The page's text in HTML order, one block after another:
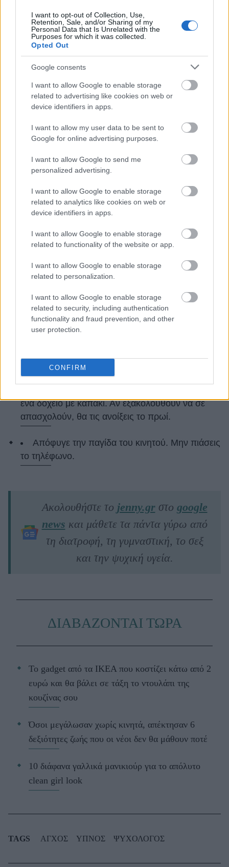
I want to opt-out of Collection, Use,
Retention, Sale, and/or Sharing of my
Personal Data that Is Unrelated with the
Purposes for which it was collected.
Opted Out
Google consents
I want to allow Google to enable storage
related to advertising like cookies on web or
device identifiers in apps.
I want to allow my user data to be sent to
Google for online advertising purposes.
I want to allow Google to send me
personalized advertising.
I want to allow Google to enable storage
related to analytics like cookies on web or
device identifiers in apps.
I want to allow Google to enable storage
related to functionality of the website or app.
I want to allow Google to enable storage
related to personalization.
I want to allow Google to enable storage
related to security, including authentication
functionality and fraud prevention, and other
user protection.
CONFIRM
Αναγνωρίζει την αρνητική σκέψη, χωρίς να
Ενισχύει τη δύναμή σου να πατάς παύση - μία
υποτιμημένη διανοητική δεξιότητα.
Μειώνει την αίσθηση του κατεπείγοντος που
τροφοδοτεί το άγχος και την αϋπνία.
κάθε βράδυ.
Συνδύασε αυτήν τη φράση με την αναπνοή
σου. Πες τη σιωπηλά καθώς εισπνέεις και
Επανάλαβέ τη όσο χρειάζεται. Αν το μυαλό
σου περιπλανηθεί ξανά (θα το κάνει), επίστρεψέ
Οραματίσου ένα «δοχείο σκέψεων».
ένα δοχείο με καπάκι. Αν εξακολουθούν να σε
απασχολούν, θα τις ανοίξεις το πρωί.
Απόφυγε την παγίδα του κινητού. Μην πιάσεις
το τηλέφωνο.
Ακολουθήστε το jenny.grστο google
news και μάθετε τα πάντα γύρω από
τη διατροφή, τη γυμναστική, το σεξ
και την ψυχική υγεία.
ΔΙΑΒΑΖΟΝΤΑΙ ΤΩΡΑ
Το gadget από τα IKEA που κοστίζει κάτω από 2
ευρώ και θα βάλει σε τάξη το ντουλάπι της
κουζίνας σου
Όσοι μεγάλωσαν χωρίς κινητά, απέκτησαν 6
δεξιότητες ζωής που οι νέοι δεν θα μάθουν ποτέ
10 διάφανα γαλλικά μανικιούρ για το απόλυτο
clean girl look
TAGS ΑΓΧΟΣ ΥΠΝΟΣ ΨΥΧΟΛΟΓΟΣ